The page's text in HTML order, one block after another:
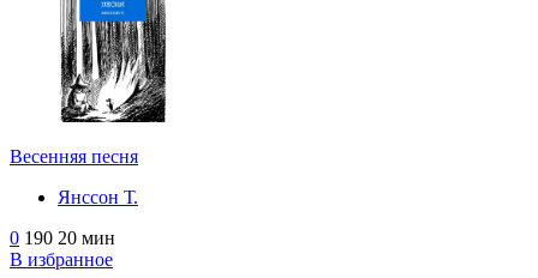
Весенняя песня
Янссон Т.
0 190 20 мин
В избранное